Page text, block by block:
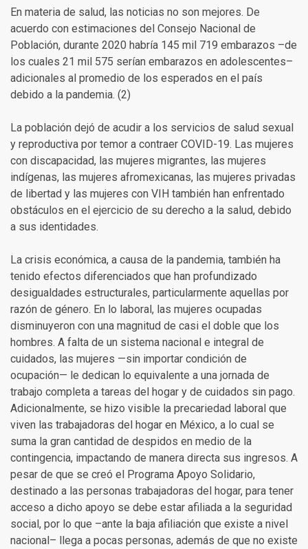
En materia de salud, las noticias no son mejores. De
acuerdo con estimaciones del Consejo Nacional de
Población, durante 2020 habría 145 mil 719 embarazos –de
los cuales 21 mil 575 serían embarazos en adolescentes–
adicionales al promedio de los esperados en el país
debido a la pandemia. (2)
La población dejó de acudir a los servicios de salud sexual
y reproductiva por temor a contraer COVID-19. Las mujeres
con discapacidad, las mujeres migrantes, las mujeres
indígenas, las mujeres afromexicanas, las mujeres privadas
de libertad y las mujeres con VIH también han enfrentado
obstáculos en el ejercicio de su derecho a la salud, debido
a sus identidades.
La crisis económica, a causa de la pandemia, también ha
tenido efectos diferenciados que han profundizado
desigualdades estructurales, particularmente aquellas por
razón de género. En lo laboral, las mujeres ocupadas
disminuyeron con una magnitud de casi el doble que los
hombres. A falta de un sistema nacional e integral de
cuidados, las mujeres —sin importar condición de
ocupación— le dedican lo equivalente a una jornada de
trabajo completa a tareas del hogar y de cuidados sin pago.
Adicionalmente, se hizo visible la precariedad laboral que
viven las trabajadoras del hogar en México, a lo cual se
suma la gran cantidad de despidos en medio de la
contingencia, impactando de manera directa sus ingresos. A
pesar de que se creó el Programa Apoyo Solidario,
destinado a las personas trabajadoras del hogar, para tener
acceso a dicho apoyo se debe estar afiliada a la seguridad
social, por lo que –ante la baja afiliación que existe a nivel
nacional– llega a pocas personas, además de que no existe